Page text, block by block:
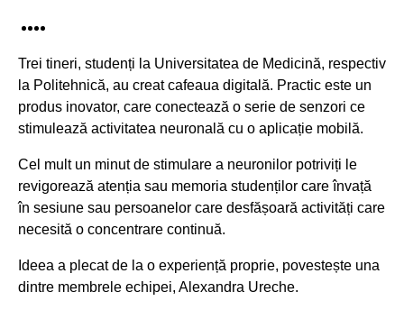
Trei tineri, studenți la Universitatea de Medicină, respectiv
la Politehnică, au creat cafeaua digitală. Practic este un
produs inovator, care conectează o serie de senzori ce
stimulează activitatea neuronală cu o aplicație mobilă.
Cel mult un minut de stimulare a neuronilor potriviți le
revigorează atenția sau memoria studenților care învață
în sesiune sau persoanelor care desfășoară activități care
necesită o concentrare continuă.
Ideea a plecat de la o experiență proprie, povestește una
dintre membrele echipei, Alexandra Ureche.